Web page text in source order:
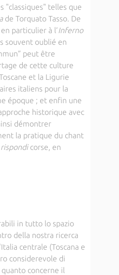
"classiques" telles que
de Torquato Tasso. De
particulier à l’Inferno
souvent oublié en
peut être
de cette culture
et la Ligurie
italiens pour la
époque ; et enfin une
historique avec
démontrer
la pratique du chant
corse, en
in tutto lo spazio
della nostra ricerca
centrale (Toscana e
considerevole di
concerne il